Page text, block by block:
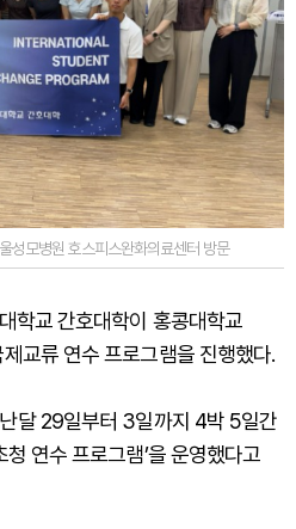
성모병원 호스피스완화의료센터 방문
학교 간호대학이 홍콩대학교
교류 연수 프로그램을 진행했다.
달 29일부터 3일까지 4박 5일간
연수 프로그램’을 운영했다고